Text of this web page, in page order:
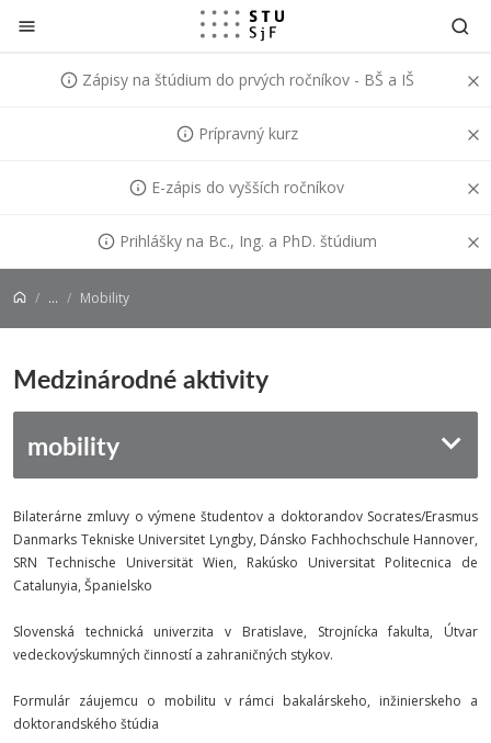
Prejsť na obsah
Zápisy na štúdium do prvých ročníkov - BŠ a IŠ
Prípravný kurz
E-zápis do vyšších ročníkov
Prihlášky na Bc., Ing. a PhD. štúdium
... Mobility
Medzinárodné aktivity
mobility
Bilaterárne zmluvy o výmene študentov a doktorandov Socrates/Erasmus
Danmarks Tekniske Universitet Lyngby, Dánsko Fachhochschule Hannover,
SRN Technische Universität Wien, Rakúsko Universitat Politecnica de
Catalunyia, Španielsko
Slovenská technická univerzita v Bratislave, Strojnícka fakulta, Útvar
vedeckovýskumných činností a zahraničných stykov.
Formulár záujemcu o mobilitu v rámci bakalárskeho, inžinierskeho a
doktorandského štúdia